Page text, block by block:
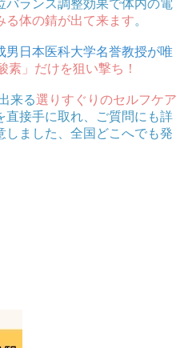
ランス調整効果で体内の電
る体の錆が出て来ます。
男日本医科大学名誉教授が唯
素」だけを狙い撃ち！
来る選りすぐりのセルフケア
直接手に取れ、ご質問にも詳
しました、全国どこへでも発